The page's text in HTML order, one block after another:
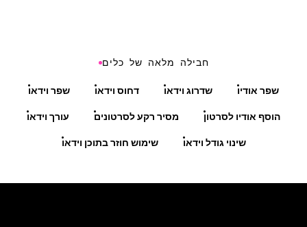
חבילה מלאה של כלים
שפר וידאו דחוס וידאו שדרוג וידאו שפר אודיו
עורך וידאו מסיר רקע לסרטונים הוסף אודיו לסרטון
שימוש חוזר בתוכן וידאו שינוי גודל וידאו